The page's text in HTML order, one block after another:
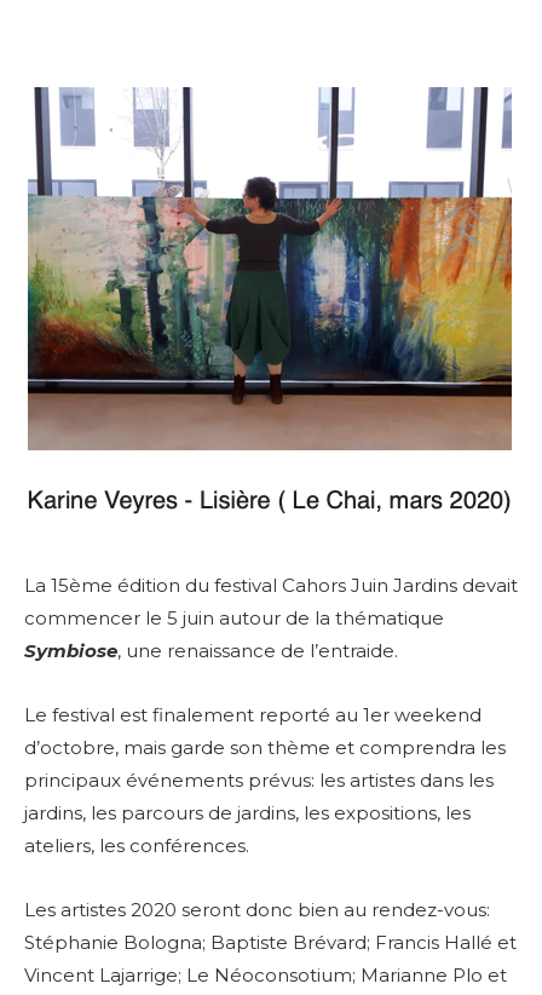
La 15ème édition du festival Cahors Juin Jardins devait
commencer le 5 juin autour de la thématique
Symbiose, une renaissance de l’entraide.
Le festival est finalement reporté au 1er weekend
d’octobre, mais garde son thème et comprendra les
principaux événements prévus: les artistes dans les
jardins, les parcours de jardins, les expositions, les
ateliers, les conférences.
Les artistes 2020 seront donc bien au rendez-vous:
Stéphanie Bologna; Baptiste Brévard; Francis Hallé et
Vincent Lajarrige; Le Néoconsotium; Marianne Plo et